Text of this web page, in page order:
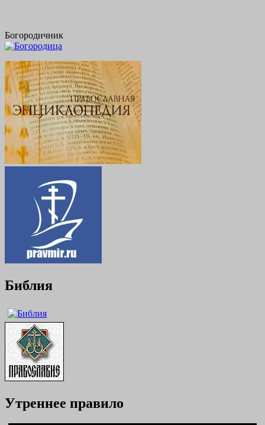
Богородичник
Библия
Утреннее правило